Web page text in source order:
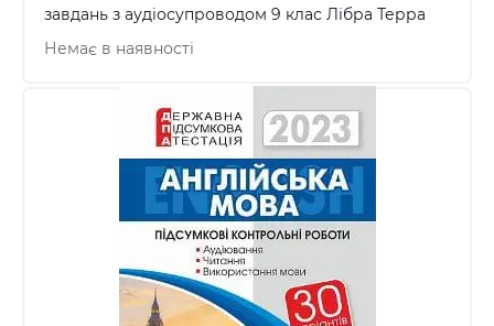
завдань з аудіосупроводом 9 клас Лібра Терра
Немає в наявності